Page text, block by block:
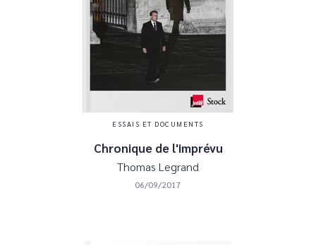
ESSAIS ET DOCUMENTS
Chronique de l'imprévu
Thomas Legrand
06/09/2017